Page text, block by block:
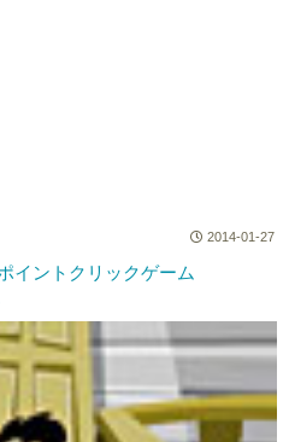
2014-01-27
イントクリックゲーム